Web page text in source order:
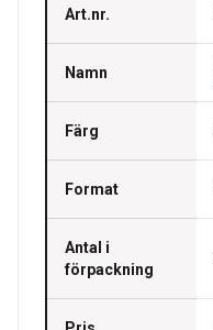
Art.nr.
Namn
Färg
Format
Antal i
förpackning